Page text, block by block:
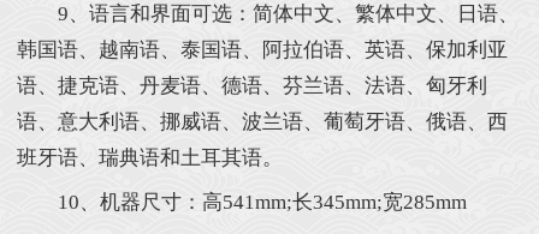
9、语言和界面可选：简体中文、繁体中文、日语、
韩国语、越南语、泰国语、阿拉伯语、英语、保加利亚
语、捷克语、丹麦语、德语、芬兰语、法语、匈牙利
语、意大利语、挪威语、波兰语、葡萄牙语、俄语、西
班牙语、瑞典语和土耳其语。
10、机器尺寸：高541mm;长345mm;宽285mm